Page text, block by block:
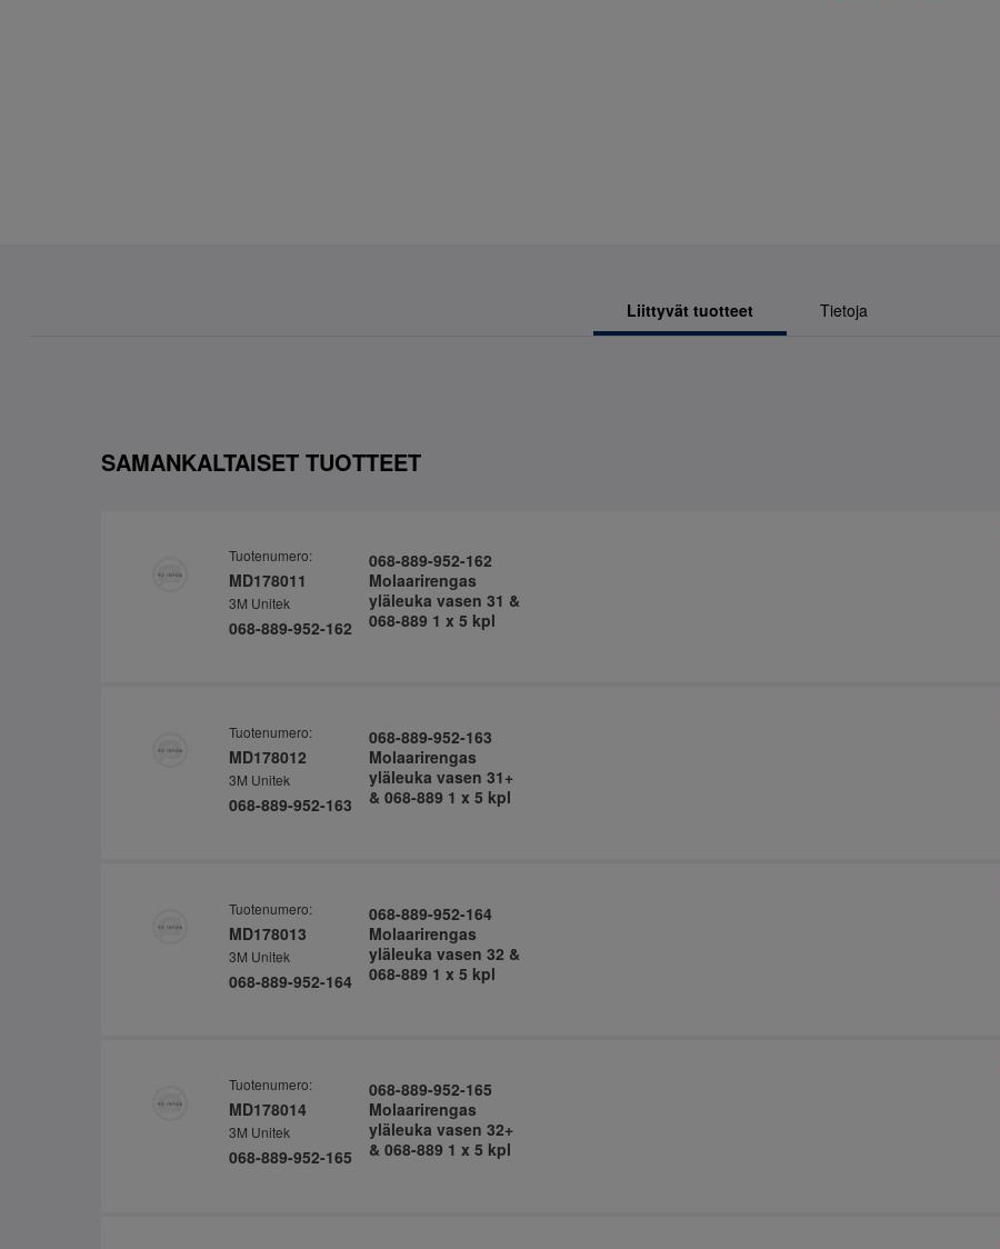
Liittyvät tuotteet Tietoja
SAMANKALTAISET TUOTTEET
Tuotenumero:
MD178011
3M Unitek
068-889-952-162
068-889-952-162
Molaarirengas
yläleuka vasen 31 &
068-889 1 x 5 kpl
Tuotenumero:
MD178012
3M Unitek
068-889-952-163
068-889-952-163
Molaarirengas
yläleuka vasen 31+
& 068-889 1 x 5 kpl
Tuotenumero:
MD178013
3M Unitek
068-889-952-164
068-889-952-164
Molaarirengas
yläleuka vasen 32 &
068-889 1 x 5 kpl
Tuotenumero:
MD178014
3M Unitek
068-889-952-165
068-889-952-165
Molaarirengas
yläleuka vasen 32+
& 068-889 1 x 5 kpl